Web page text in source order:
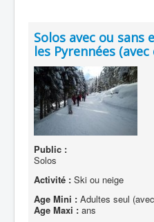
Solos avec ou sans
les Pyrennées
Public :
Solos
Activité : Ski ou neige
Age Mini : Adultes seul
Age Maxi : ans